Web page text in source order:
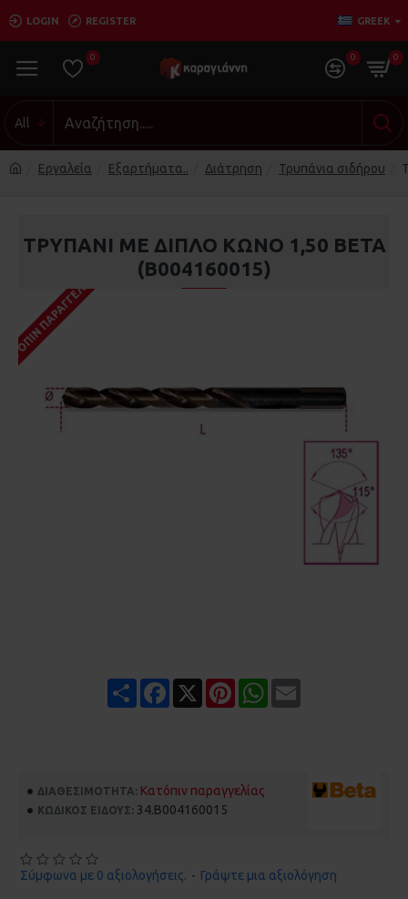
LOGIN REGISTER GREEK
0 0 0
All
Εργαλεία Εξαρτήματα.. Διάτρηση Τρυπάνια σιδήρου
ΤΡΥΠΆΝΙ ΜΕ ΔΙΠΛΌ ΚΏΝΟ 1,50 BETA
(Β004160015)
ΠΑΡΑΓΓΕΛΊΑΣ
Share Facebook PinterestWhatsApp
ΔΙΑΘΕΣΙΜΌΤΗΤΑ: Κατόπιν παραγγελίας
ΚΩΔΙΚΌΣ ΕΊΔΟΥΣ: 34.B004160015
Σύμφωνα με 0 αξιολογήσεις. - Γράψτε μια αξιολόγηση